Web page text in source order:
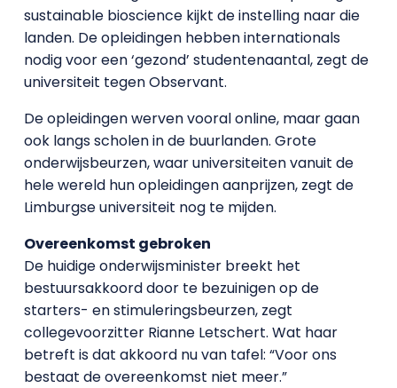
sustainable bioscience kijkt de instelling naar die
landen. De opleidingen hebben internationals
nodig voor een ‘gezond’ studentenaantal, zegt de
universiteit tegen Observant.
De opleidingen werven vooral online, maar gaan
ook langs scholen in de buurlanden. Grote
onderwijsbeurzen, waar universiteiten vanuit de
hele wereld hun opleidingen aanprijzen, zegt de
Limburgse universiteit nog te mijden.
Overeenkomst gebroken
De huidige onderwijsminister breekt het
bestuursakkoord door te bezuinigen op de
starters- en stimuleringsbeurzen, zegt
collegevoorzitter Rianne Letschert. Wat haar
betreft is dat akkoord nu van tafel: “Voor ons
bestaat de overeenkomst niet meer.”